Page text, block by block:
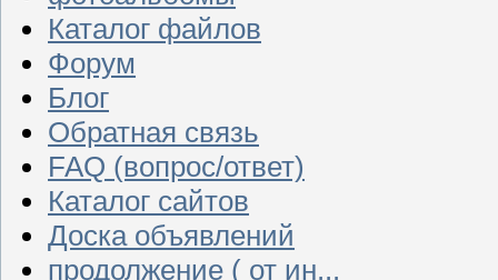
Каталог файлов
Форум
Блог
Обратная связь
FAQ (вопрос/ответ)
Каталог сайтов
Доска объявлений
продолжение ( от ин...